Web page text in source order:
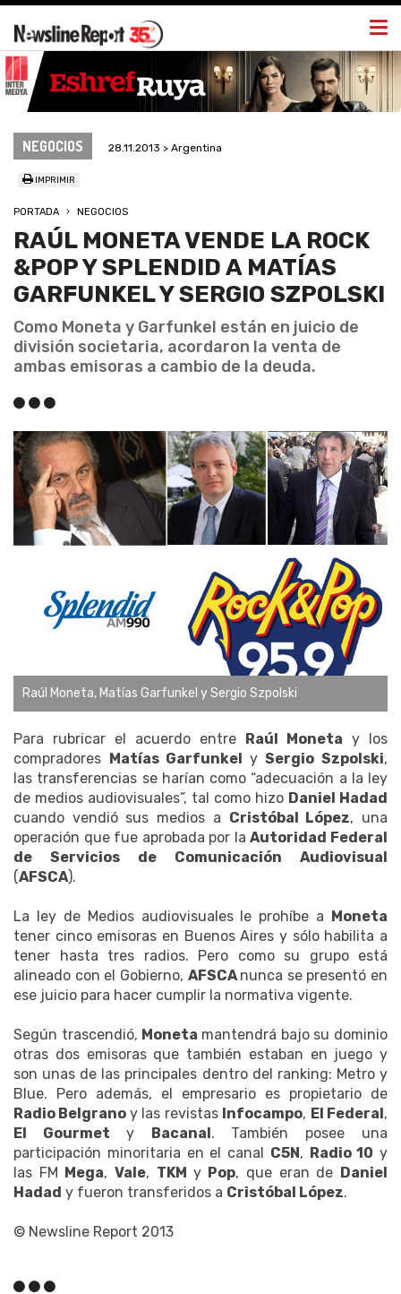
NEGOCIOS 28.11.2013 > Argentina
IMPRIMIR
PORTADA NEGOCIOS
RAÚL MONETA VENDE LA ROCK
&POP Y SPLENDID A MATÍAS
GARFUNKEL Y SERGIO SZPOLSKI
Como Moneta y Garfunkel están en juicio de
división societaria, acordaron la venta de
ambas emisoras a cambio de la deuda.
Raúl Moneta, Matías Garfunkel y Sergio Szpolski
Para rubricar el acuerdo entre Raúl Moneta y los
compradores Matías Garfunkel ySergio Szpolski,
las transferencias se harían como “adecuación a la ley
de medios audiovisuales”, tal como hizo Daniel Hadad
cuando vendió sus medios a Cristóbal López, una
operación que fue aprobada por laAutoridad Federal
de Servicios de Comunicación Audiovisual
(AFSCA).
La ley de Medios audiovisuales le prohíbe a Moneta
tener cinco emisoras en Buenos Aires y sólo habilita a
tener hasta tres radios. Pero como su grupo está
alineado con el Gobierno, AFSCAnunca se presentó en
ese juicio para hacer cumplir la normativa vigente.
Según trascendió, Moneta mantendrá bajo su dominio
otras dos emisoras que también estaban en juego y
son unas de las principales dentro del ranking: Metro y
Blue. Pero además, el empresario es propietario de
Radio Belgrano y las revistas Infocampo, El Federal,
El Gourmet y Bacanal. También posee una
participación minoritaria en el canal C5N, Radio 10 y
las FM Mega,Vale, TKM y Pop, que eran de Daniel
Hadad y fueron transferidos a Cristóbal López.
© Newsline Report 2013